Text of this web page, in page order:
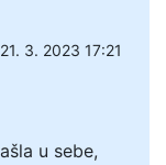
21. 3. 2023 17:21
u sebe,